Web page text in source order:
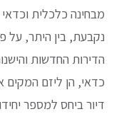
מבחינה כלכלית
נקבעת, בין היתר, על
הדירות החדשות
כדאי, הן ליזם המקים
דיור ביחס למספר